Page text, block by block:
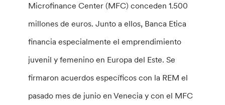
Microfinance Center (MFC) conceden 1.500
millones de euros. Junto a ellos, Banca Etica
financia especialmente el emprendimiento
juvenil y femenino en Europa del Este. Se
firmaron acuerdos específicos con la REM el
pasado mes de junio en Venecia y con el MFC